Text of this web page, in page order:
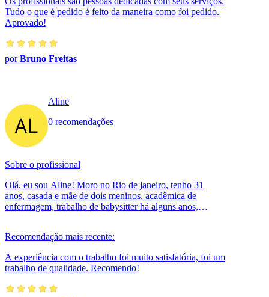
Tudo o que é pedido é feito da maneira como foi pedido.
Aprovado!
porBruno Freitas
Aline
0 recomendações
Sobre o profissional
Olá, eu sou Aline! Moro no Rio de janeiro, tenho 31
anos, casada e mãe de dois meninos, acadêmica de
enfermagem, trabalho de babysitter há alguns anos,
Recomendação mais recente:
A experiência com o trabalho foi muito satisfatória, foi um
trabalho de qualidade. Recomendo!